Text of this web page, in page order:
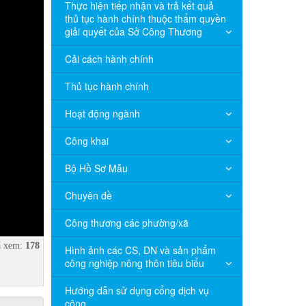
xem: 178
Thực hiện tiếp nhận và trả kết quả
thủ tục hành chính thuộc thẩm quyền
giải quyết của Sở Công Thương
Cải cách hành chính
Thủ tục hành chính
Hoạt động ngành
Công khai
Bộ Hồ Sơ Mẫu
Chuyên đề
Công thương các phường/xã
Hình ảnh các CS, DN và sản phẩm
công nghiệp nông thôn tiêu biểu
Hướng dẫn sử dụng cổng dịch vụ
công